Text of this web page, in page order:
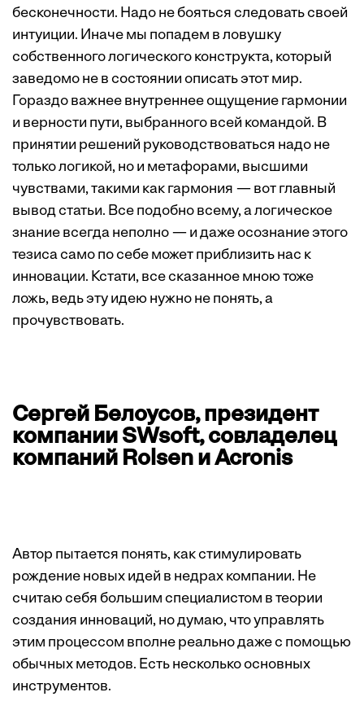
бесконечности. Надо не бояться следовать своей
интуиции. Иначе мы попадем в ловушку
собственного логического конструкта, который
заведомо не в состоянии описать этот мир.
Гораздо важнее внутреннее ощущение гармонии
и верности пути, выбранного всей командой. В
принятии решений руководствоваться надо не
только логикой, но и метафорами, высшими
чувствами, такими как гармония — вот главный
вывод статьи. Все подобно всему, а логическое
знание всегда неполно — и даже осознание этого
тезиса само по себе может приблизить нас к
инновации. Кстати, все сказанное мною тоже
ложь, ведь эту идею нужно не понять, а
прочувствовать.
Сергей Белоусов, президент
компании SWsoft, совладелец
компаний Rolsen и Acronis
Автор пытается понять, как стимулировать
рождение новых идей в недрах компании. Не
считаю себя большим специалиcтом в теории
создания инноваций, но думаю, что управлять
этим процессом вполне реально даже с помощью
обычных методов. Есть несколько основных
инструментов.